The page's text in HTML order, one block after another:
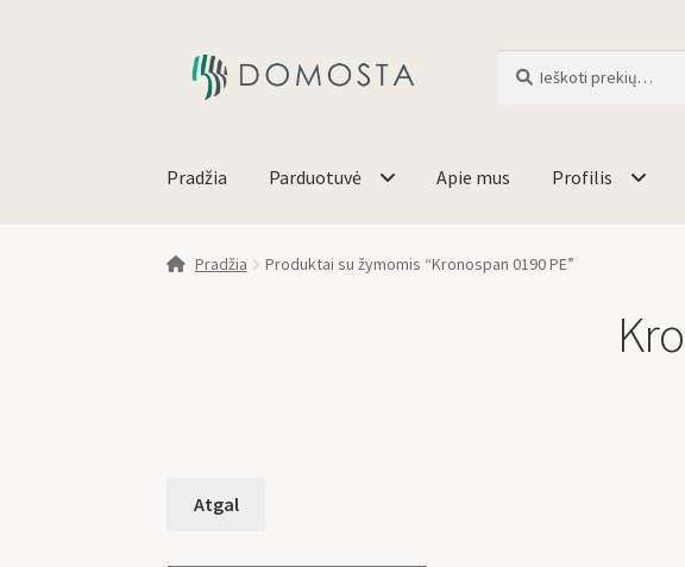
Pradžia Parduotuvė Apie mus Profilis
Pradžia Produktai su žymomis “Kronospan 0190 PE”